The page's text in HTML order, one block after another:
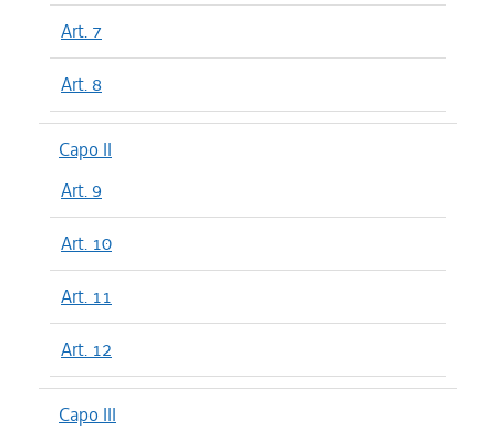
Art. 7
Art. 8
Capo II
Art. 9
Art. 10
Art. 11
Art. 12
Capo III